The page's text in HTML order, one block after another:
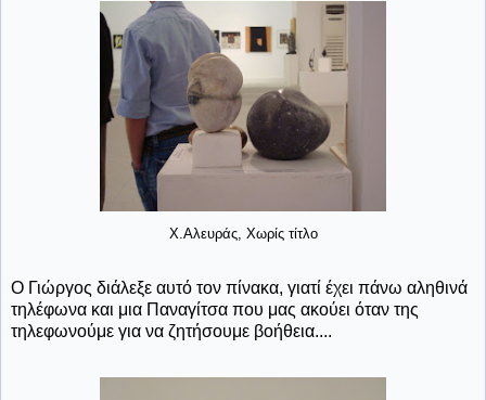
Χ.Αλευράς, Χωρίς τίτλο
Ο Γιώργος διάλεξε αυτό τον πίνακα, γιατί έχει πάνω αληθινά
τηλέφωνα και μια Παναγίτσα που μας ακούει όταν της
τηλεφωνούμε για να ζητήσουμε βοήθεια....